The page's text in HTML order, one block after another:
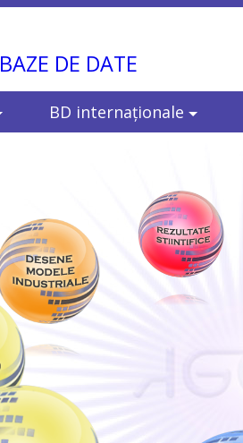
BAZE DE DATE
BD internaţionale